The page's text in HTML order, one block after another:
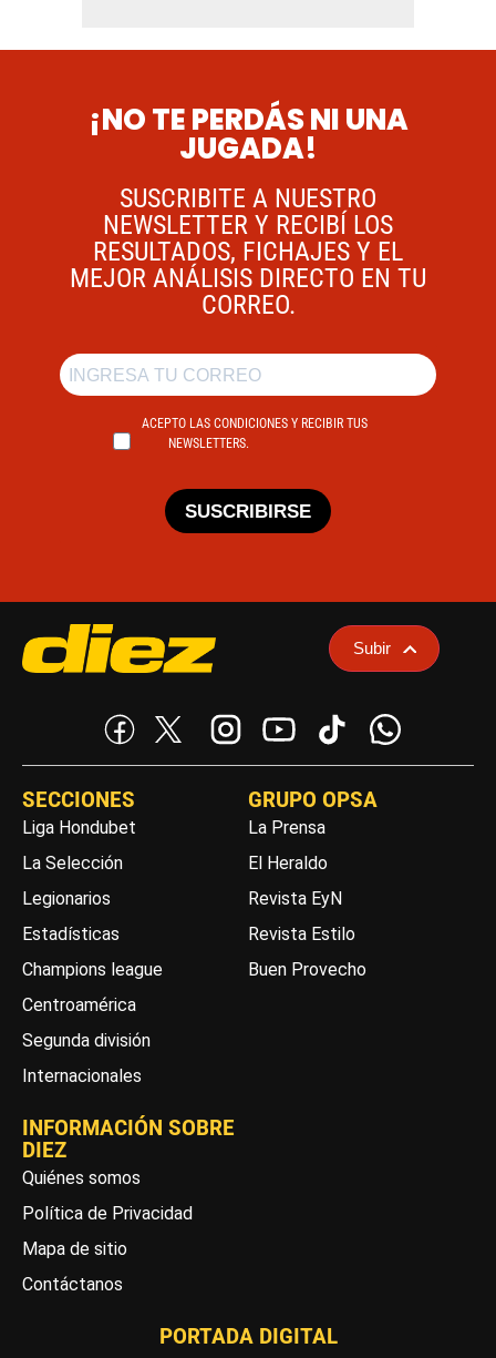
¡NO TE PERDÁS NI UNA
JUGADA!
SUSCRIBITE A NUESTRO
NEWSLETTER Y RECIBÍ LOS
RESULTADOS, FICHAJES Y EL
MEJOR ANÁLISIS DIRECTO EN TU
CORREO.
ACEPTO LAS CONDICIONES Y RECIBIR TUS
NEWSLETTERS.
SUSCRIBIRSE
Subir
SECCIONES
Liga Hondubet
La Selección
Legionarios
Estadísticas
Champions league
Centroamérica
Segunda división
Internacionales
GRUPO OPSA
La Prensa
El Heraldo
Revista EyN
Revista Estilo
Buen Provecho
INFORMACIÓN SOBRE
DIEZ
Quiénes somos
Política de Privacidad
Mapa de sitio
Contáctanos
PORTADA DIGITAL